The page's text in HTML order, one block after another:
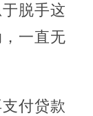
脱手这
一直无
付贷款